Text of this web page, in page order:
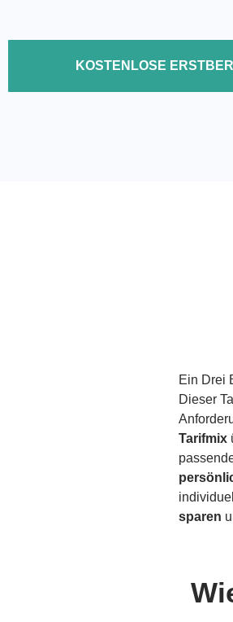
KOSTENLOSE
Ein Drei
Dieser
Tarifmix
sparen